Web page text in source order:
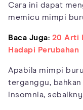
Cara ini dapat
memicu mimpi
Baca Juga: 20 Arti
Hadapi Perubahan
Apabila mimpi
terganggu,
insomnia,